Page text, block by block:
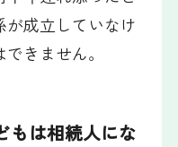
が成立していなけ
きません。
もは相続人にな